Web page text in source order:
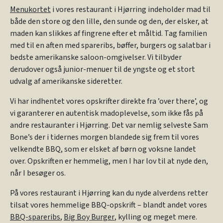
Menukortet i vores restaurant i Hjørring indeholder mad til
både den store og den lille, den sunde og den, der elsker, at
maden kan slikkes af fingrene efter et måltid. Tag familien
med til en aften med spareribs, bøffer, burgers og salatbar i
bedste amerikanske saloon-omgivelser. Vi tilbyder
derudover også junior-menuer til de yngste og et stort
udvalg af amerikanske sideretter.
Vi har indhentet vores opskrifter direkte fra ’over there’, og
vi garanterer en autentisk madoplevelse, som ikke fås på
andre restauranter i Hjørring. Det var nemlig selveste Sam
Bone’s der i tidernes morgen blandede sig frem til vores
velkendte BBQ, som er elsket af børn og voksne landet
over. Opskriften er hemmelig, men I har lov til at nyde den,
når I besøger os.
På vores restaurant i Hjørring kan du nyde alverdens retter
tilsat vores hemmelige BBQ-opskrift – blandt andet vores
BBQ-spareribs, Big Boy Burger, kylling og meget mere.